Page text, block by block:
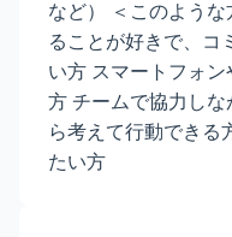
など） ＜このよう
ることが好きで、コ
い方 スマートフォ
方 チームで協力し
ら考えて行動できる
たい方